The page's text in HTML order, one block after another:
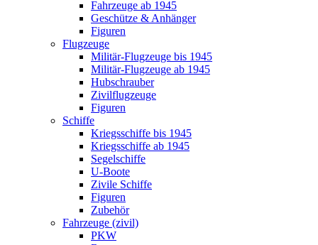
Fahrzeuge ab 1945
Geschütze & Anhänger
Figuren
Flugzeuge
Militär-Flugzeuge bis 1945
Militär-Flugzeuge ab 1945
Hubschrauber
Zivilflugzeuge
Figuren
Schiffe
Kriegsschiffe bis 1945
Kriegsschiffe ab 1945
Segelschiffe
U-Boote
Zivile Schiffe
Figuren
Zubehör
Fahrzeuge (zivil)
PKW